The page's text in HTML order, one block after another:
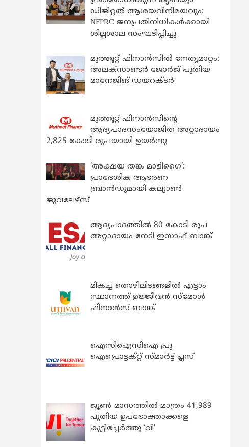
ഡിജിറ്റൽ ആശയവിനിമയവും:
NFPRC ജനപ്രതിനിധികൾക്കായി
ശില്പശാല സംഘടിപ്പിച്ചു
മുത്തൂറ്റ് ഫിനാൻസിൽ നേതൃമാറ്റം:
അലക്സാണ്ടർ ജോർജ് പുതിയ
മാനേജിങ് ഡയറക്ടർ
മുത്തൂറ്റ് ഫിനാൻസിന്റെ
ആദ്യപാദസംയോജിത അറ്റാദായം
2,825 കോടി രൂപയായി ഉയർന്നു
‘അക്ഷയ തങ്ക മാളിഗൈ’:
പ്രാദേശിക ആഭരണ
ബ്രാന്‍ഡുമായി കല്യാണ്‍
ജുവലേഴ്‌സ്
ആദ്യപാദത്തിൽ 80 കോടി രൂപ
അറ്റാദായം നേടി ഇസാഫ് ബാങ്ക്
മികച്ച തൊഴിലിടങ്ങളിൽ എട്ടാം
സ്ഥാനത്ത് ഉജ്ജീവൻ സ്മോൾ
ഫിനാൻസ് ബാങ്ക്
ഐസിഐസിഐ പ്രു
ഐപ്രൊട്ടക്റ്റ് സ്മാർട്ട് പ്ലസ്
ജൂൺ മാസത്തിൽ മാത്രം 41,989
പുതിയ ഉപഭോക്താക്കളെ
കൂട്ടിച്ചേർത്തു ‘വി’